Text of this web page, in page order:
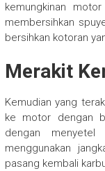
kemungkinan
membersihkan
bersihkan kotoran
Merakit
Kemudian yang
ke motor dengan
dengan menyetel
menggunakan
pasang kembali